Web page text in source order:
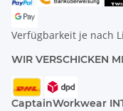
Verfügbarkeit je nach
WIR VERSCHICKEN
CaptainWorkwear